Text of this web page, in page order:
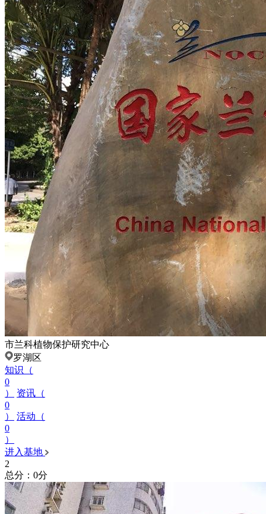
市兰科植物保护研究中心
罗湖区
知识（
0
）
资讯（
0
）
活动（
0
）
进入基地
2
总分：0分